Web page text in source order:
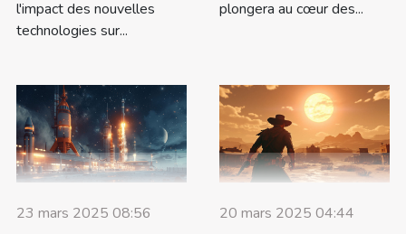
l'impact des nouvelles
technologies sur...
plongera au cœur des...
23 mars 2025 08:56
20 mars 2025 04:44